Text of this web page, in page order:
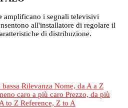
amplificano i segnali televisivi
all'installatore di regolare il
di distribuzione.
Rilevanza Nome, da A a Z
caro a più caro Prezzo, da più
to Z Reference, Z to A